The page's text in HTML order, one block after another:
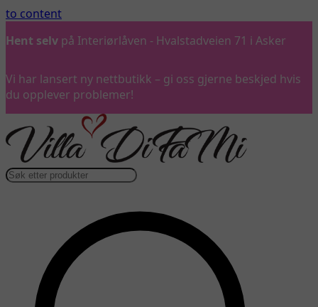
to content
Hent selv på Interiørlåven - Hvalstadveien 71 i Asker
Vi har lansert ny nettbutikk – gi oss gjerne beskjed hvis
du opplever problemer!